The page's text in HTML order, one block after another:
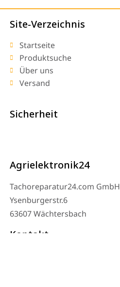
Site-Verzeichnis
Startseite
Produktsuche
Über uns
Versand
Sicherheit
Agrielektronik24
Tachoreparatur24.com GmbH
Ysenburgerstr.6
63607 Wächtersbach
Kontakt